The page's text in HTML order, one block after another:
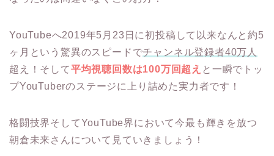
YouTubeへ2019年5月23日に初投稿して以来なんと約5
ヶ月という驚異のスピードでチャンネル登録者40万人
超え！そして平均視聴回数は100万回超え と一瞬でトッ
プYouTuberのステージに上り詰めた実力者です！
格闘技界そしてYouTube界において今最も輝きを放つ
朝倉未来さんについて見ていきましょう！